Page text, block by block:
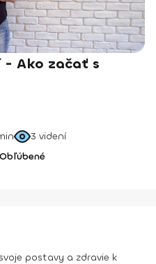
- Ako začať s
3 videní
Obľúbené
postavy a zdravie k